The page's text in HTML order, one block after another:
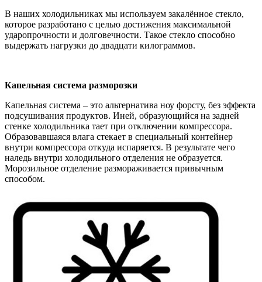
В наших холодильниках мы используем закалённое стекло,
которое разработано с целью достижения максимальной
ударопрочности и долговечности. Такое стекло способно
выдержать нагрузки до двадцати килограммов.
Капельная система разморозки
Капельная система – это альтернатива ноу форсту, без эффекта
подсушивания продуктов. Иней, образующийся на задней
стенке холодильника тает при отключении компрессора.
Образовавшаяся влага стекает в специальный контейнер
внутри компрессора откуда испаряется. В результате чего
наледь внутри холодильного отделения не образуется.
Морозильное отделение размораживается привычным
способом.